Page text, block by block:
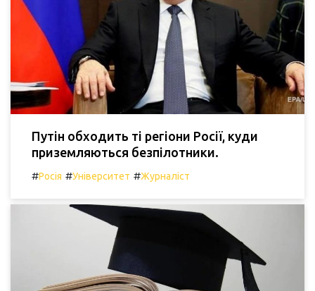
Путін обходить ті регіони Росії, куди
приземляються безпілотники.
#Росія #Університет #Журналіст